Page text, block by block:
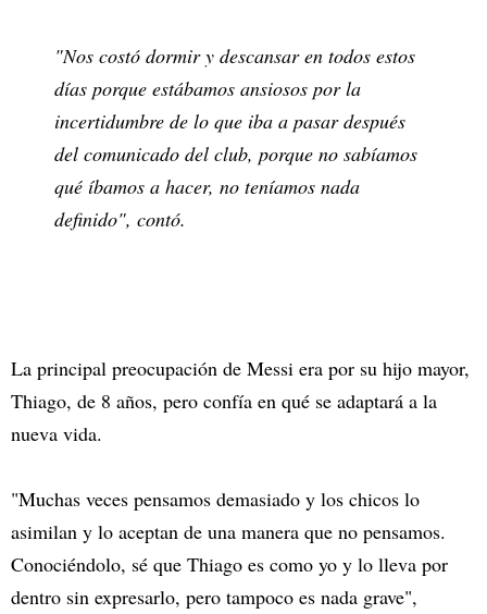
"Nos costó dormir y descansar en todos estos
días porque estábamos ansiosos por la
incertidumbre de lo que iba a pasar después
del comunicado del club, porque no sabíamos
qué íbamos a hacer, no teníamos nada
definido", contó.
La principal preocupación de Messi era por su hijo mayor,
Thiago, de 8 años, pero confía en qué se adaptará a la
nueva vida.
"Muchas veces pensamos demasiado y los chicos lo
asimilan y lo aceptan de una manera que no pensamos.
Conociéndolo, sé que Thiago es como yo y lo lleva por
dentro sin expresarlo, pero tampoco es nada grave",